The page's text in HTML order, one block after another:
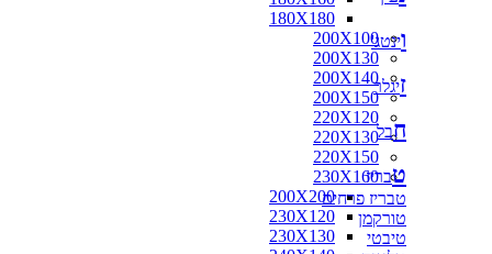
180X180
200X100
200X130
200X140
200X150
220X120
220X130
220X150
230X160
200X200
230X120
230X130
וינטג'
זיגלר
חבל
טבריז
טבריז פרחים
טורקמן
טיבטי